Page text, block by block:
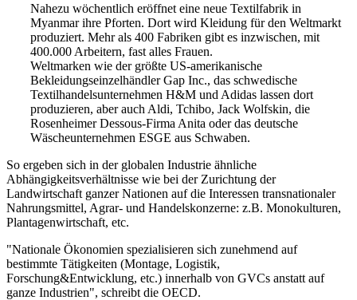
Nahezu wöchentlich eröffnet eine neue Textilfabrik in
Myanmar ihre Pforten. Dort wird Kleidung für den Weltmarkt
produziert. Mehr als 400 Fabriken gibt es inzwischen, mit
400.000 Arbeitern, fast alles Frauen.
Weltmarken wie der größte US-amerikanische
Bekleidungseinzelhändler Gap Inc., das schwedische
Textilhandelsunternehmen H&M und Adidas lassen dort
produzieren, aber auch Aldi, Tchibo, Jack Wolfskin, die
Rosenheimer Dessous-Firma Anita oder das deutsche
Wäscheunternehmen ESGE aus Schwaben.
So ergeben sich in der globalen Industrie ähnliche
Abhängigkeitsverhältnisse wie bei der Zurichtung der
Landwirtschaft ganzer Nationen auf die Interessen transnationaler
Nahrungsmittel, Agrar- und Handelskonzerne: z.B. Monokulturen,
Plantagenwirtschaft, etc.
"Nationale Ökonomien spezialisieren sich zunehmend auf
bestimmte Tätigkeiten (Montage, Logistik,
Forschung&Entwicklung, etc.) innerhalb von GVCs anstatt auf
ganze Industrien", schreibt die OECD.